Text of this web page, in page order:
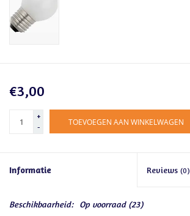
€3,00
+
-
TOEVOEGEN AAN WINKELWAGEN
Informatie Reviews (0)
Beschikbaarheid: Op voorraad(23)